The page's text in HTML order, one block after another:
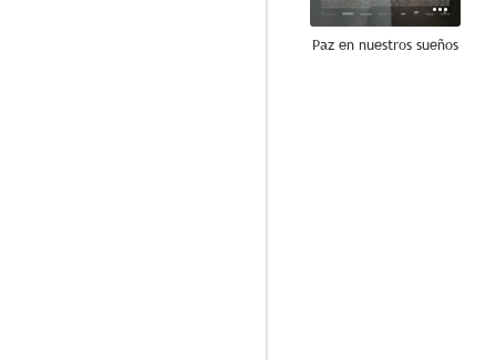
Paz en nuestros sueños